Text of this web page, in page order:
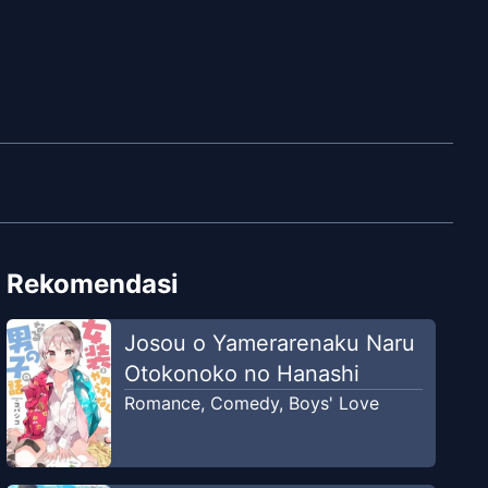
Rekomendasi
Josou o Yamerarenaku Naru
Otokonoko no Hanashi
Romance, Comedy, Boys' Love